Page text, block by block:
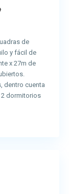
de
y fácil de
x 27m de
dentro cuenta
2 dormitorios